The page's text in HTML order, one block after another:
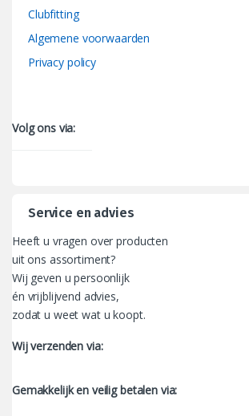
Clubfitting
Algemene voorwaarden
Privacy policy
Volg ons via:
Service en advies
Heeft u vragen over producten
uit ons assortiment?
Wij geven u persoonlijk
én vrijblijvend advies,
zodat u weet wat u koopt.
Wij verzenden via:
Gemakkelijk en veilig betalen via: